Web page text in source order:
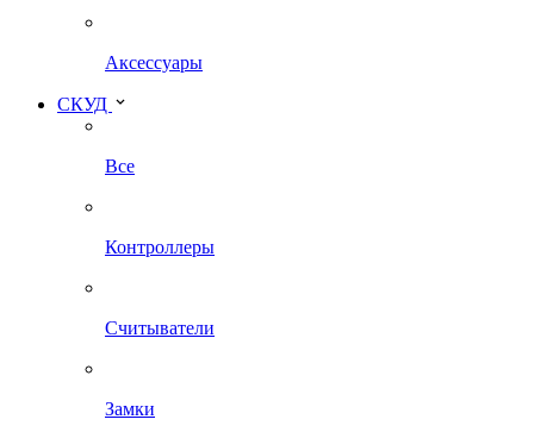
Аксессуары
СКУД
Все
Контроллеры
Считыватели
Замки